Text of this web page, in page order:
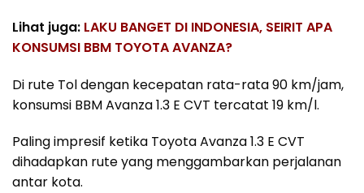
Lihat juga: LAKU BANGET DI INDONESIA, SEIRIT APA
KONSUMSI BBM TOYOTA AVANZA?
Di rute Tol dengan kecepatan rata-rata 90 km/jam,
konsumsi BBM Avanza 1.3 E CVT tercatat 19 km/l.
Paling impresif ketika Toyota Avanza 1.3 E CVT
dihadapkan rute yang menggambarkan perjalanan
antar kota.